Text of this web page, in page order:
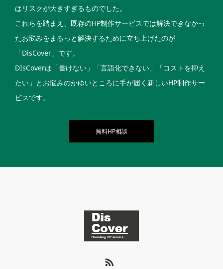
はリスクが大きすぎるものでした。
これらを踏まえ、既存のHP制作サービスでは解決できなかっ
たお悩みをまるっと解決するために立ち上げたのが
「DisCover」です。
DIsCoverは「書けない」「言語化できない」「コストを抑え
たい」とお悩みのかゆいところに手が届く新しいHP制作サー
ビスです。
無料HP相談